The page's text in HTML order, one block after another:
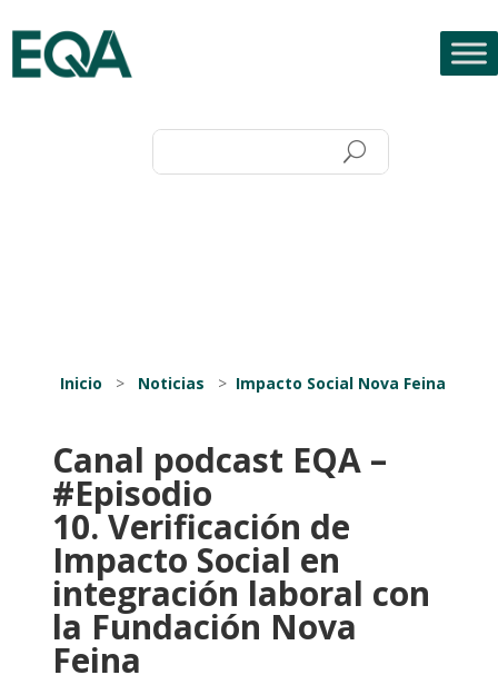
Inicio > Noticias > Impacto Social Nova Feina
Canal podcast EQA –
#Episodio
10.Verificación de
Impacto Social en
integración laboral con
la Fundación Nova
Feina